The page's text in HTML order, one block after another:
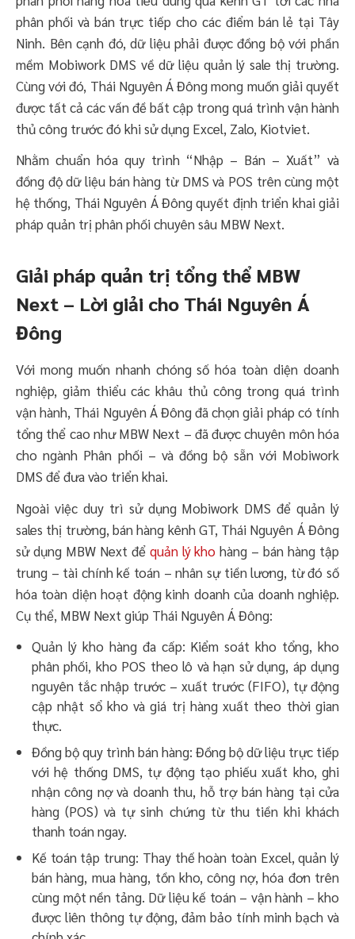
phân phối và bán trực tiếp cho các điểm bán lẻ tại Tây
Ninh. Bên cạnh đó, dữ liệu phải được đồng bộ với phần
mềm Mobiwork DMS về dữ liệu quản lý sale thị trường.
Cùng với đó, Thái Nguyên Á Đông mong muốn giải quyết
được tất cả các vấn đề bất cập trong quá trình vận hành
thủ công trước đó khi sử dụng Excel, Zalo, Kiotviet.
Nhằm chuẩn hóa quy trình “Nhập – Bán – Xuất” và
đồng độ dữ liệu bán hàng từ DMS và POS trên cùng một
hệ thống, Thái Nguyên Á Đông quyết định triển khai giải
pháp quản trị phân phối chuyên sâu MBW Next.
Giải pháp quản trị tổng thể MBW
Next – Lời giải cho Thái Nguyên Á
Đông
Với mong muốn nhanh chóng số hóa toàn diện doanh
nghiệp, giảm thiểu các khâu thủ công trong quá trình
vận hành, Thái Nguyên Á Đông đã chọn giải pháp có tính
tổng thể cao như MBW Next – đã được chuyên môn hóa
cho ngành Phân phối – và đồng bộ sẵn với Mobiwork
DMS để đưa vào triển khai.
Ngoài việc duy trì sử dụng Mobiwork DMS để quản lý
sales thị trường, bán hàng kênh GT, Thái Nguyên Á Đông
sử dụng MBW Next để quản lý kho hàng – bán hàng tập
trung – tài chính kế toán – nhân sự tiền lương, từ đó số
hóa toàn diện hoạt động kinh doanh của doanh nghiệp.
Cụ thể, MBW Next giúp Thái Nguyên Á Đông:
Quản lý kho hàng đa cấp: Kiểm soát kho tổng, kho
phân phối, kho POS theo lô và hạn sử dụng, áp dụng
nguyên tắc nhập trước – xuất trước (FIFO), tự động
cập nhật sổ kho và giá trị hàng xuất theo thời gian
thực.
Đồng bộ quy trình bán hàng: Đồng bộ dữ liệu trực tiếp
với hệ thống DMS, tự động tạo phiếu xuất kho, ghi
nhận công nợ và doanh thu, hỗ trợ bán hàng tại cửa
hàng (POS) và tự sinh chứng từ thu tiền khi khách
thanh toán ngay.
Kế toán tập trung: Thay thế hoàn toàn Excel, quản lý
bán hàng, mua hàng, tồn kho, công nợ, hóa đơn trên
cùng một nền tảng. Dữ liệu kế toán – vận hành – kho
được liên thông tự động, đảm bảo tính minh bạch và